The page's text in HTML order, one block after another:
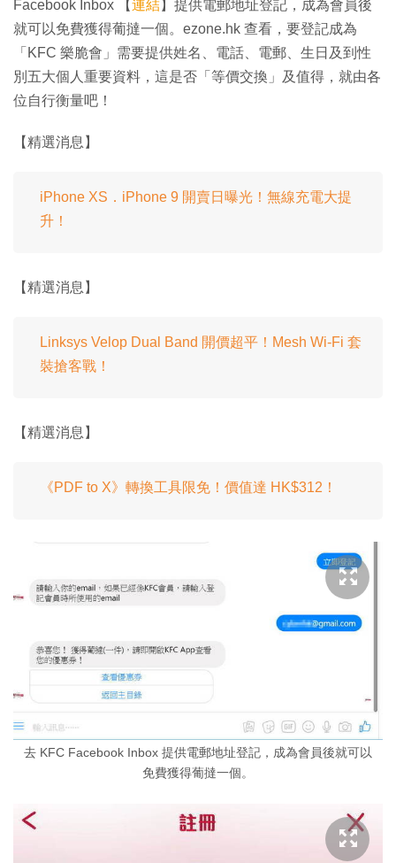
Facebook Inbox 【連結】提供電郵地址登記，成為會員後
就可以免費獲得葡撻一個。ezone.hk 查看，要登記成為
「KFC 樂脆會」需要提供姓名、電話、電郵、生日及到性
別五大個人重要資料，這是否「等價交換」及值得，就由各
位自行衡量吧！
【精選消息】
iPhone XS．iPhone 9 開賣日曝光！無線充電大提
升！
【精選消息】
Linksys Velop Dual Band 開價超平！Mesh Wi-Fi 套
裝搶客戰！
【精選消息】
《PDF to X》轉換工具限免！價值達 HK$312！
去 KFC Facebook Inbox 提供電郵地址登記，成為會員後就可以
免費獲得葡撻一個。